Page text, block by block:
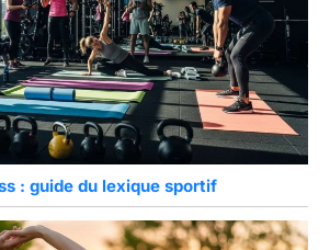
: guide du lexique sportif